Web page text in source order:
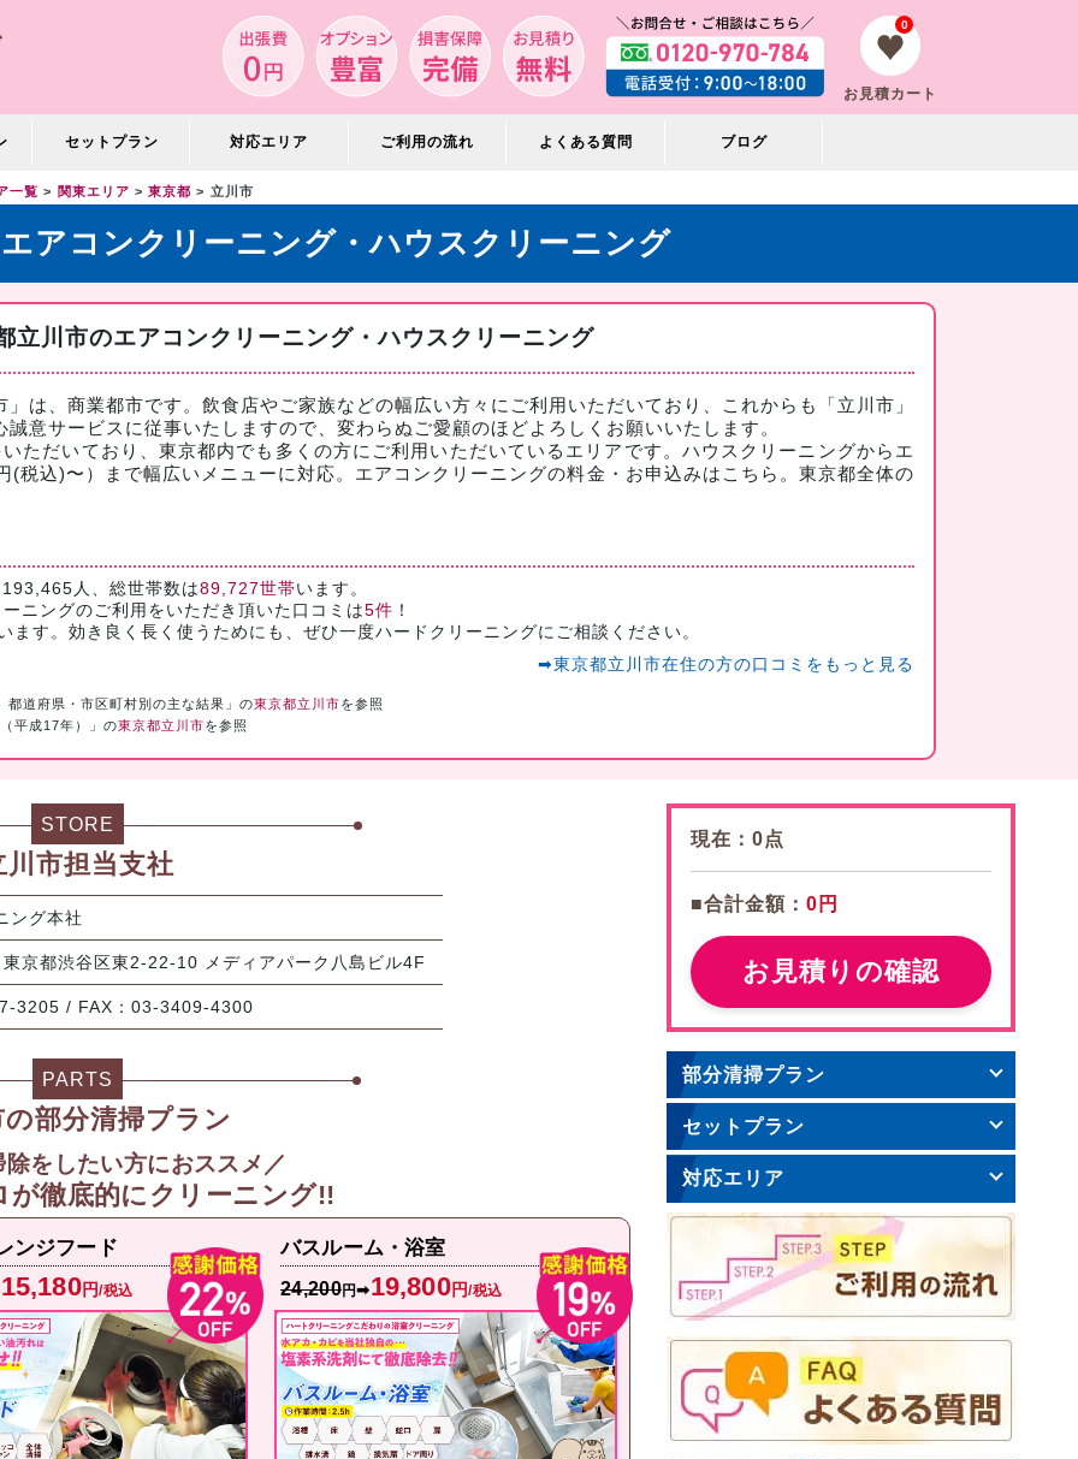
0
お見積カート
セットプラン 対応エリア ご利用の流れ よくある質問 ブログ
一覧 関東エリア 東京都 立川市
アコンクリーニング・ハウスクリーニング
立川市のエアコンクリーニング・ハウスクリーニング
は、商業都市です。飲食店やご家族などの幅広い方々にご利用いただいており、これからも「立川市」
意サービスに従事いたしますので、変わらぬご愛顧のほどよろしくお願いいたします。
ただいており、東京都内でも多くの方にご利用いただいているエリアです。ハウスクリーニングからエ
税込)〜）まで幅広いメニューに対応。 エアコンクリーニングの料金・お申込みはこちら 。東京都全体の
人、総世帯数は89,727世帯います。
ニングのご利用をいただき頂いた口コミは5件 ！
す。効き良く長く使うためにも、ぜひ一度ハードクリーニングにご相談ください。
➡東京都立川市在住の方の口コミをもっと見る
道府県・市区町村別の主な結果」の東京都立川市を参照
平成17年）」の東京都立川市を参照
STORE
川市担当支社
ング本社
京都渋谷区東2-22-10 メディアパーク八島ビル4F
3205 / FAX：03-3409-4300
PARTS
部分清掃プラン
をしたい方におススメ／
が徹底的にクリーニング!!
ンジフード
15,180円/税込
バスルーム・浴室
24,200円➡19,800円/税込
現在： 0点
■合計金額： 0円
お見積りの確認
部分清掃プラン
セットプラン
対応エリア